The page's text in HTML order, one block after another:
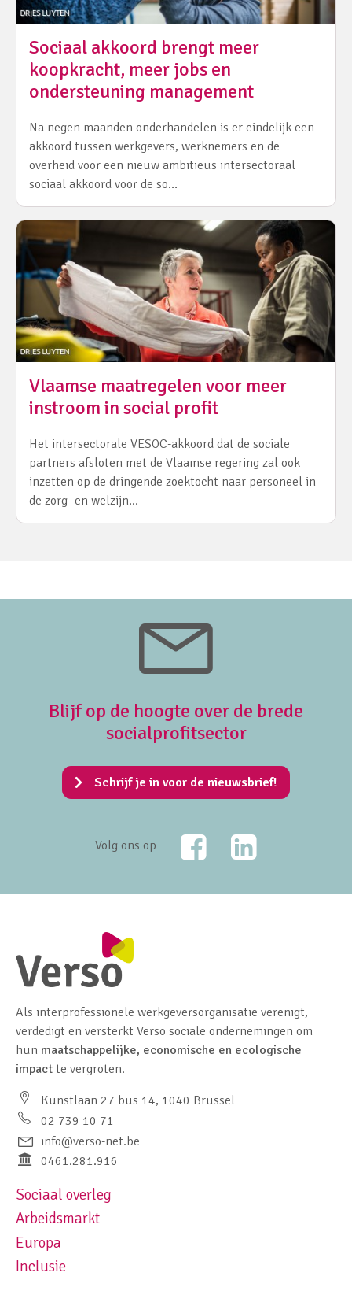
Sociaal akkoord brengt meer
koopkracht, meer jobs en
ondersteuning management
Na negen maanden onderhandelen is er eindelijk een
akkoord tussen werkgevers, werknemers en de
overheid voor een nieuw ambitieus intersectoraal
sociaal akkoord voor de so…
Vlaamse maatregelen voor meer
instroom in social profit
Het intersectorale VESOC-akkoord dat de sociale
partners afsloten met de Vlaamse regering zal ook
inzetten op de dringende zoektocht naar personeel in
de zorg- en welzijn…
Blijf op de hoogte over de brede
socialprofitsector
Schrijf je in voor de nieuwsbrief!
Volg ons op
FacebookLinkedIn
Als interprofessionele werkgeversorganisatie verenigt,
verdedigt en versterkt Verso sociale ondernemingen om
hun maatschappelijke, economische en ecologische
impact te vergroten.
Kunstlaan 27 bus 14, 1040 Brussel
02 739 10 71
info@verso-net.be
0461.281.916
Footer navigation left
Sociaal overleg
Arbeidsmarkt
Europa
Inclusie